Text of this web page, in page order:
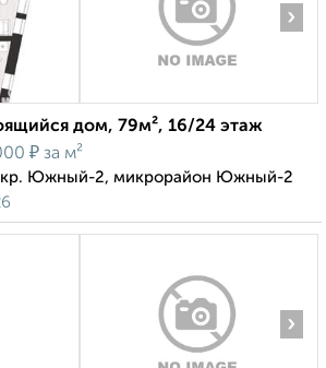
›
дом, 79м², 16/24 этаж
₽ за м²
Южный-2, микрорайон Южный-2
›